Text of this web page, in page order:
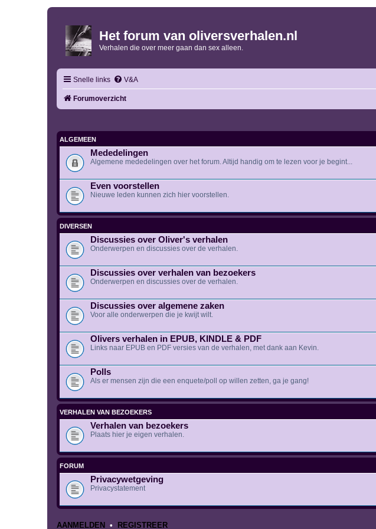
Het forum van oliversverhalen.nl
Verhalen die over meer gaan dan sex alleen.
Snelle links V&A
Forumoverzicht
ALGEMEEN
Mededelingen
Algemene mededelingen over het forum. Altijd handig om te lezen voor je begint...
Even voorstellen
Nieuwe leden kunnen zich hier voorstellen.
DIVERSEN
Discussies over Oliver's verhalen
Onderwerpen en discussies over de verhalen.
Discussies over verhalen van bezoekers
Onderwerpen en discussies over de verhalen.
Discussies over algemene zaken
Voor alle onderwerpen die je kwijt wilt.
Olivers verhalen in EPUB, KINDLE & PDF
Links naar EPUB en PDF versies van de verhalen, met dank aan Kevin.
Polls
Als er mensen zijn die een enquete/poll op willen zetten, ga je gang!
VERHALEN VAN BEZOEKERS
Verhalen van bezoekers
Plaats hier je eigen verhalen.
FORUM
Privacywetgeving
Privacystatement
AANMELDEN • REGISTREER